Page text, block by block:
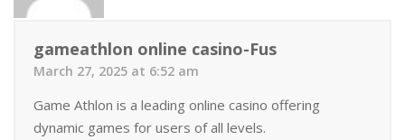
gameathlon online casino-Fus
March 27, 2025 at 6:52 am
Game Athlon is a leading online casino offering
dynamic games for users of all levels.